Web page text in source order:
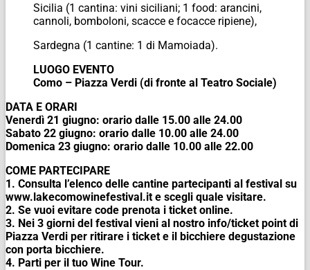
Sicilia (1 cantina: vini siciliani; 1 food: arancini,
cannoli, bomboloni, scacce e focacce ripiene),
Sardegna (1 cantine: 1 di Mamoiada).
LUOGO EVENTO
Como – Piazza Verdi (di fronte al Teatro Sociale)
DATA E ORARI
Venerdì 21 giugno: orario dalle 15.00 alle 24.00
Sabato 22 giugno: orario dalle 10.00 alle 24.00
Domenica 23 giugno: orario dalle 10.00 alle 22.00
COME PARTECIPARE
1. Consulta l’elenco delle cantine partecipanti al festival su
www.lakecomowinefestival.it e scegli quale visitare.
2. Se vuoi evitare code prenota i ticket online.
3. Nei 3 giorni del festival vieni al nostro info/ticket point di
Piazza Verdi per ritirare i ticket e il bicchiere degustazione
con porta bicchiere.
4. Parti per il tuo Wine Tour.